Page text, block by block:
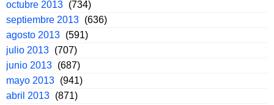
octubre 2013 (734)
septiembre 2013 (636)
agosto 2013 (591)
julio 2013 (707)
junio 2013 (687)
mayo 2013 (941)
abril 2013 (871)